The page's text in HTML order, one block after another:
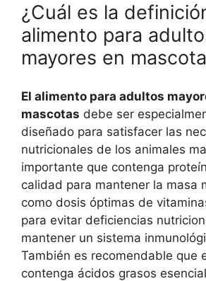
¿Cuál es la
alimento para
mayores en
El alimento para adultos
mascotas debe ser
diseñado para satisfacer las
nutricionales de los animales
importante que contenga
calidad para mantener la masa
como dosis óptimas de
para evitar deficiencias
mantener un sistema
También es recomendable que
contenga ácidos grasos